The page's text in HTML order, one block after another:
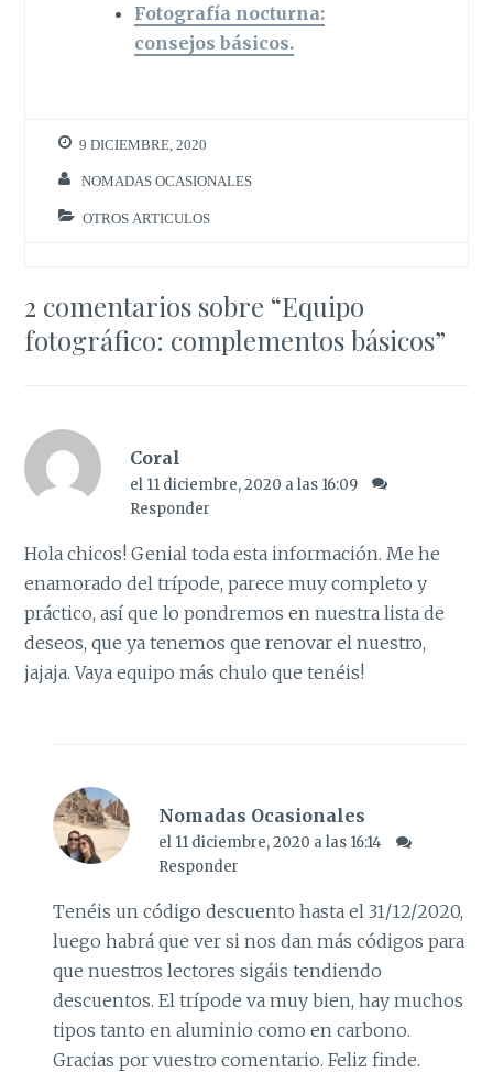
Fotografía nocturna:
consejos básicos.
9 DICIEMBRE, 2020
NOMADAS OCASIONALES
OTROS ARTICULOS
2 comentarios sobre “Equipo
fotográfico: complementos básicos”
Coral
el 11 diciembre, 2020 a las 16:09
Responder
Hola chicos! Genial toda esta información. Me he
enamorado del trípode, parece muy completo y
práctico, así que lo pondremos en nuestra lista de
deseos, que ya tenemos que renovar el nuestro,
jajaja. Vaya equipo más chulo que tenéis!
Nomadas Ocasionales
el 11 diciembre, 2020 a las 16:14
Responder
Tenéis un código descuento hasta el 31/12/2020,
luego habrá que ver si nos dan más códigos para
que nuestros lectores sigáis tendiendo
descuentos. El trípode va muy bien, hay muchos
tipos tanto en aluminio como en carbono.
Gracias por vuestro comentario. Feliz finde.